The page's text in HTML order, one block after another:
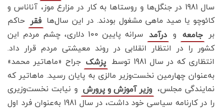
سال 1981 در جنگل‌ها و روستاها به کار در مزارع موز، آناناس و
کائوچو یا صید ماهی مشغول بودند. در این سال‌ها فقر
حاکم
بر
جامعه و درآمد
سرانه پایین 100 دلاری، چشم مردم این
کشور را در انتظار انقلابی در روند معیشتی مردم قرار داد.
انتظاری که در سال 1981 توسط
پزشک جراح «ماهاتیر محمد»
به‌عنوان چهارمین نخست‌وزیر مالزی به پایان رسید. ماهاتیر که
نمایندگی مجلس، وزیر آموزش و پرورش و نیابت نخست‌وزیری
را در کارنامه سیاسی خود داشت، در سال 1981 به‌عنوان فرد اول